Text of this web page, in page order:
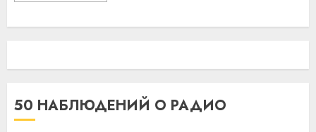
50 НАБЛЮДЕНИЙ О РАДИО